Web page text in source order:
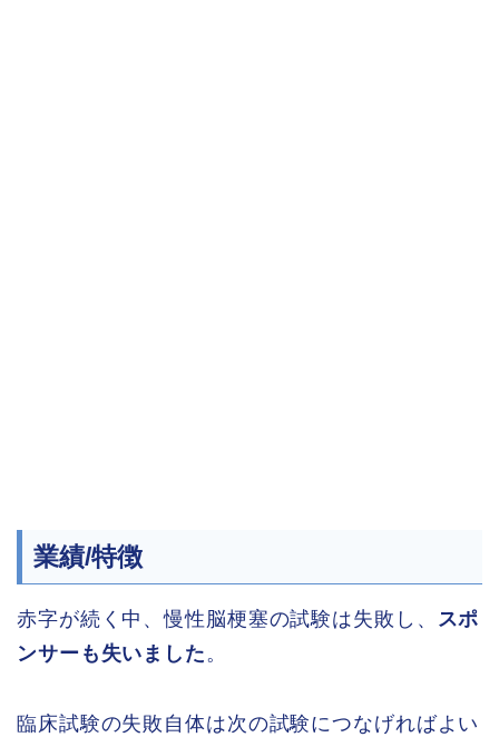
業績/特徴
赤字が続く中、慢性脳梗塞の試験は失敗し、
スポ
ンサーも失いました 。
臨床試験の失敗自体は次の試験につなげればよい